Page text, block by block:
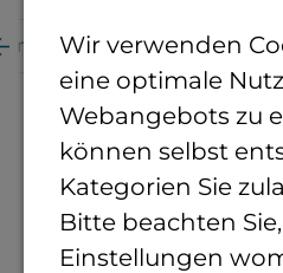
Wir verwenden
eine optimale
Webangebots zu
können selbst
Kategorien Sie
Bitte beachten
Einstellungen